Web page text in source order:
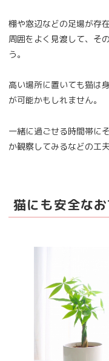
棚や窓辺などの足場が存
周囲をよく見渡して、そ
う。
高い場所に置いても猫は
が可能かもしれません。
一緒に過ごせる時間帯に
か観察してみるなどの工
猫にも安全な